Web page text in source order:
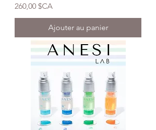
Prix
260,00 $CA
Ajouter au panier